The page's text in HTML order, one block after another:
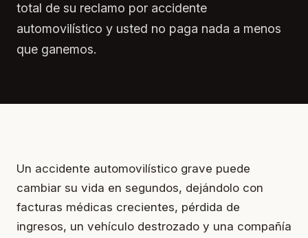
total de su reclamo por accidente
automovilístico y usted no paga nada a menos
que ganemos.
Un accidente automovilístico grave puede
cambiar su vida en segundos, dejándolo con
facturas médicas crecientes, pérdida de
ingresos, un vehículo destrozado y una compañía